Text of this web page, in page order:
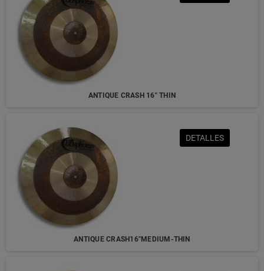
ANTIQUE CRASH 16" THIN
ANTIQUE CRASH16"MEDIUM-THIN
DETALLES